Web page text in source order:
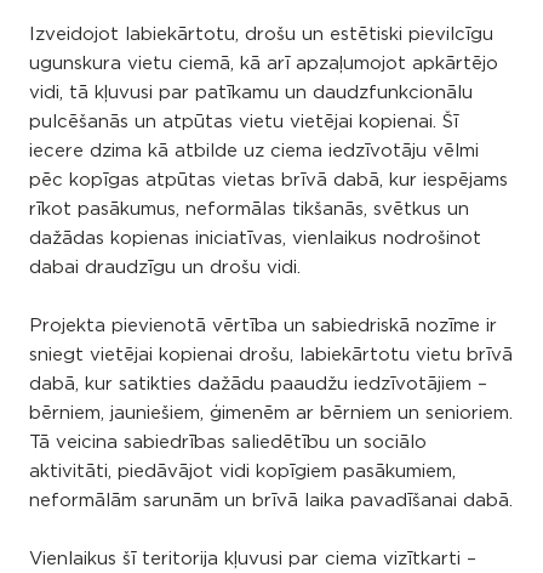
Izveidojot labiekārtotu, drošu un estētiski pievilcīgu
ugunskura vietu ciemā, kā arī apzaļumojot apkārtējo
vidi, tā kļuvusi par patīkamu un daudzfunkcionālu
pulcēšanās un atpūtas vietu vietējai kopienai. Šī
iecere dzima kā atbilde uz ciema iedzīvotāju vēlmi
pēc kopīgas atpūtas vietas brīvā dabā, kur iespējams
rīkot pasākumus, neformālas tikšanās, svētkus un
dažādas kopienas iniciatīvas, vienlaikus nodrošinot
dabai draudzīgu un drošu vidi.
Projekta pievienotā vērtība un sabiedriskā nozīme ir
sniegt vietējai kopienai drošu, labiekārtotu vietu brīvā
dabā, kur satikties dažādu paaudžu iedzīvotājiem –
bērniem, jauniešiem, ģimenēm ar bērniem un senioriem.
Tā veicina sabiedrības saliedētību un sociālo
aktivitāti, piedāvājot vidi kopīgiem pasākumiem,
neformālām sarunām un brīvā laika pavadīšanai dabā.
Vienlaikus šī teritorija kļuvusi par ciema vizītkarti –